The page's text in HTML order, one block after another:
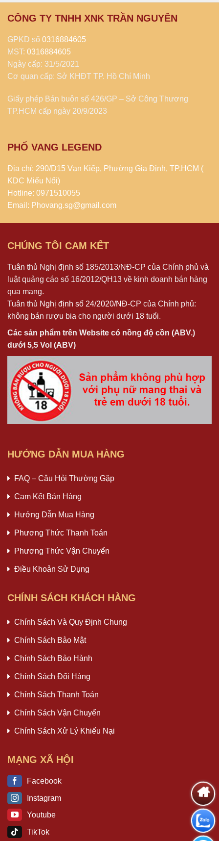
CÔNG TY TNHH XNK TRẦN NGUYÊN
GPKD số 0316884605
MST: 0316884605
Ngày cấp: 31/5/2021
Cơ quan cấp: Sở KHĐT TP. Hồ Chí Minh
Giấy phép Bán buôn số 426/GP – Sở Công Thương
TP.HCM cấp ngày 20/9/2023
PHỐ VANG LEGEND
Địa chỉ: 290/D15 Vạn Kiếp, Phường Gia Định, TP.HCM (
KDC Miếu Nổi)
Hotline: 0971510055
Email: Phovang.sg@gmail.com
CHÚNG TÔI CAM KẾT
Tuân thủ Nghị định số 185/2013/NĐ-CP của Chính phủ và
luật quảng cáo số 16/2012/QH13 về kinh doanh bán hàng
qua mạng.
Tuân thủ Nghị định số 24/2020/NĐ-CP của Chính phủ:
không bán rượu bia cho người dưới 18 tuổi.
Các sản phẩm trên Website có nồng độ cồn (ABV.)
dưới 5,5 Vol (ABV)
HƯỚNG DẪN MUA HÀNG
FAQ – Câu Hỏi Thường Gặp
Cam Kết Bán Hàng
Hướng Dẫn Mua Hàng
Phương Thức Thanh Toán
Phương Thức Vận Chuyển
Điều Khoản Sử Dụng
CHÍNH SÁCH KHÁCH HÀNG
Chính Sách Và Quy Định Chung
Chính Sách Bảo Mật
Chính Sách Bảo Hành
Chính Sách Đổi Hàng
Chính Sách Thanh Toán
Chính Sách Vận Chuyển
Chính Sách Xử Lý Khiếu Nại
MẠNG XÃ HỘI
Facebook
Instagram
Youtube
TikTok